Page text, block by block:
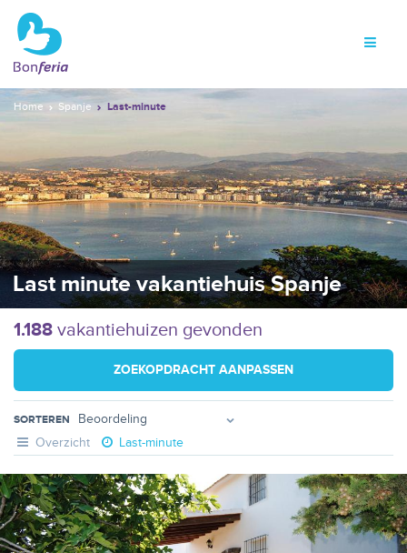
Home Spanje Last-minute
Last minute vakantiehuis Spanje
1.188 vakantiehuizen gevonden
ZOEKOPDRACHT AANPASSEN
SORTEREN
Overzicht Last-minute